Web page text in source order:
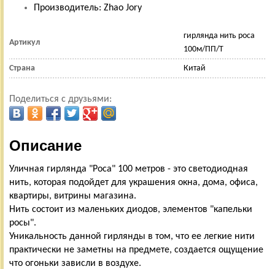
Производитель: Zhao Jory
Артикул
гирлянда нить роса
100м/ПП/Т
Страна Китай
Поделиться с друзьями:
Описание
Уличная гирлянда "Роса" 100 метров - это светодиодная
нить, которая подойдет для украшения окна, дома, офиса,
квартиры, витрины магазина.
Нить состоит из маленьких диодов, элементов "капельки
росы".
Уникальность данной гирлянды в том, что ее легкие нити
практически не заметны на предмете, создается ощущение
что огоньки зависли в воздухе.